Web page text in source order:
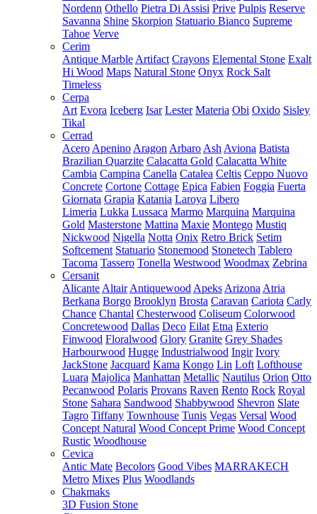
Nordenn Othello Pietra Di Assisi Prive Pulpis Reserve
Savanna Shine Skorpion Statuario Bianco Supreme
Tahoe Verve
Cerim
Antique Marble Artifact Crayons Elemental Stone Exalt
Hi Wood Maps Natural Stone Onyx Rock Salt
Timeless
Cerpa
Art Evora Iceberg Isar Lester Materia Obi Oxido Sisley
Tikal
Cerrad
Acero Apenino Aragon Arbaro Ash Aviona Batista
Brazilian Quarzite Calacatta Gold Calacatta White
Cambia Campina Canella Catalea Celtis Ceppo Nuovo
Concrete Cortone Cottage Epica Fabien Foggia Fuerta
Giornata Grapia Katania Laroya Libero
Limeria Lukka Lussaca Marmo Marquina Marquina
Gold Masterstone Mattina Maxie Montego Mustiq
Nickwood Nigella Notta Onix Retro Brick Setim
Softcement Statuario Stonemood Stonetech Tablero
Tacoma Tassero Tonella Westwood Woodmax Zebrina
Cersanit
Alicante Altair Antiquewood Apeks Arizona Atria
Berkana Borgo Brooklyn Brosta Caravan Cariota Carly
Chance Chantal Chesterwood Coliseum Colorwood
Concretewood Dallas Deco Eilat Etna Exterio
Finwood Floralwood Glory Granite Grey Shades
Harbourwood Hugge Industrialwood Ingir Ivory
JackStone Jacquard Kama Kongo Lin Loft Lofthouse
Luara Majolica Manhattan Metallic Nautilus Orion Otto
Pecanwood Polaris Provans Raven Rento Rock Royal
Stone Sahara Sandwood Shabbywood Shevron Slate
Tagro Tiffany Townhouse Tunis Vegas Versal Wood
Concept Natural Wood Concept Prime Wood Concept
Rustic Woodhouse
Cevica
Antic Mate Becolors Good Vibes MARRAKECH
Metro Mixes Plus Woodlands
Chakmaks
3D Fusion Stone